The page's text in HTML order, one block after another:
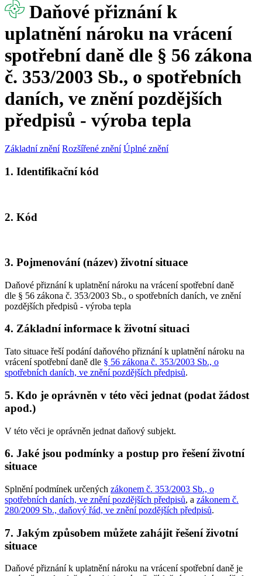
Daňové přiznání k
uplatnění nároku na vrácení
spotřební daně dle § 56 zákona
č. 353/2003 Sb., o spotřebních
daních, ve znění pozdějších
předpisů - výroba tepla
Základní znění Rozšířené znění Úplné znění
1. Identifikační kód
2. Kód
3. Pojmenování (název) životní situace
Daňové přiznání k uplatnění nároku na vrácení spotřební daně
dle § 56 zákona č. 353/2003 Sb., o spotřebních daních, ve znění
pozdějších předpisů - výroba tepla
4. Základní informace k životní situaci
Tato situace řeší podání daňového přiznání k uplatnění nároku na
vrácení spotřební daně dle § 56 zákona č. 353/2003 Sb., o
spotřebních daních, ve znění pozdějších předpisů.
5. Kdo je oprávněn v této věci jednat (podat žádost
apod.)
V této věci je oprávněn jednat daňový subjekt.
6. Jaké jsou podmínky a postup pro řešení životní
situace
Splnění podmínek určených zákonem č. 353/2003 Sb., o
spotřebních daních, ve znění pozdějších předpisů, a zákonem č.
280/2009 Sb., daňový řád, ve znění pozdějších předpisů.
7. Jakým způsobem můžete zahájit řešení životní
situace
Daňové přiznání k uplatnění nároku na vrácení spotřební daně je